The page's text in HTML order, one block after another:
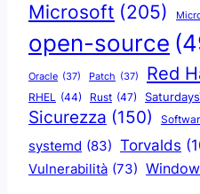
Microsoft (205)
open-source
Oracle (37) Patch (37) Red
RHEL (44) Rust (47)
Sicurezza (150)
systemd (83) Torvalds
Vulnerabilità (73)